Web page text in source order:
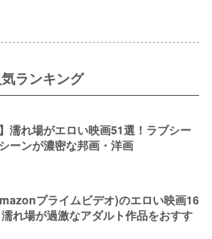
ランキング
濡れ場がエロい映画51選！ラブシー
ーンが濃密な邦画・洋画
プライムビデオ)のエロい映画16
れ場が過激なアダルト作品をおすす